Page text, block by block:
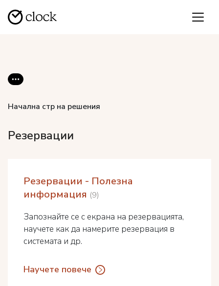
Начална стр на решения
Резервации
Резервации - Полезна
информация 9
Запознайте се с екрана на резервацията,
научете как да намерите резервация в
системата и др.
Научете повече